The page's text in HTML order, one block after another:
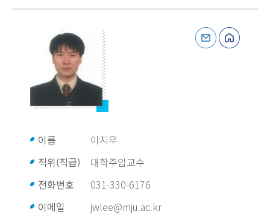
이름
이지우
직위(직급)
대학주임교수
전화번호
031-330-6176
이메일
jwlee@mju.ac.kr